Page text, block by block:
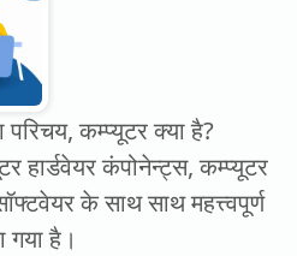
कम्प्यूटर क्या है?
हार्डवेयर कंपोनेन्ट्स, कम्प्यूटर
के साथ साथ महत्त्वपूर्ण
गया है।